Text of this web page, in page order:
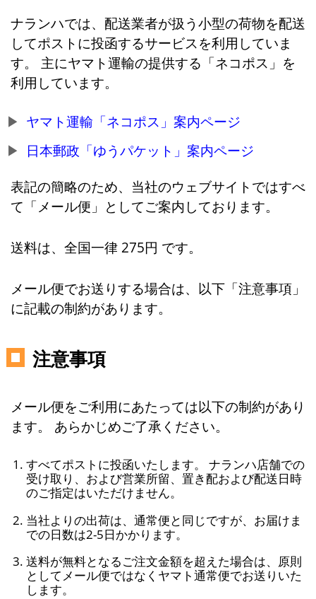
ナランハでは、配送業者が扱う小型の荷物を配送
してポストに投函するサービスを利用していま
す。 主にヤマト運輸の提供する「ネコポス」を
利用しています。
ヤマト運輸「ネコポス」案内ページ
日本郵政「ゆうパケット」案内ページ
表記の簡略のため、当社のウェブサイトではすべ
て「メール便」としてご案内しております。
送料は、全国一律 275円 です。
メール便でお送りする場合は、以下「注意事項」
に記載の制約があります。
注意事項
メール便をご利用にあたっては以下の制約があり
ます。 あらかじめご了承ください。
すべてポストに投函いたします。 ナランハ店舗での
受け取り、および営業所留、置き配および配送日時
のご指定はいただけません。
当社よりの出荷は、通常便と同じですが、お届けま
での日数は2-5日かかります。
送料が無料となるご注文金額を超えた場合は、原則
としてメール便ではなくヤマト通常便でお送りいた
します。